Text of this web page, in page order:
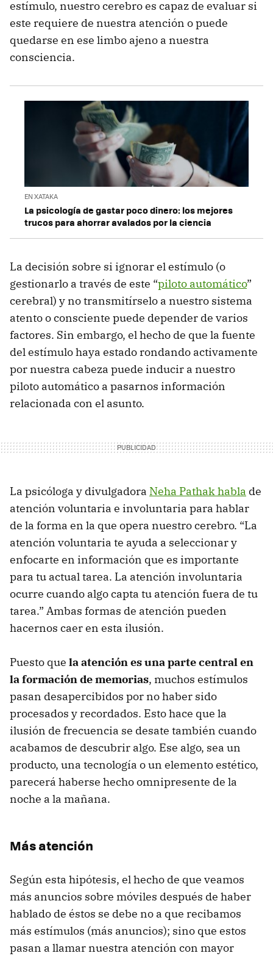
estímulo, nuestro cerebro es capaz de evaluar si
este requiere de nuestra atención o puede
quedarse en ese limbo ajeno a nuestra
consciencia.
EN XATAKA
La psicología de gastar poco dinero: los mejores
trucos para ahorrar avalados por la ciencia
La decisión sobre si ignorar el estímulo (o
gestionarlo a través de este “piloto automático”
cerebral) y no transmitírselo a nuestro sistema
atento o consciente puede depender de varios
factores. Sin embargo, el hecho de que la fuente
del estímulo haya estado rondando activamente
por nuestra cabeza puede inducir a nuestro
piloto automático a pasarnos información
relacionada con el asunto.
La psicóloga y divulgadora Neha Pathak habla de
atención voluntaria e involuntaria para hablar
de la forma en la que opera nuestro cerebro. “La
atención voluntaria te ayuda a seleccionar y
enfocarte en información que es importante
para tu actual tarea. La atención involuntaria
ocurre cuando algo capta tu atención fuera de tu
tarea.” Ambas formas de atención pueden
hacernos caer en esta ilusión.
Puesto que la atención es una parte central en
la formación de memorias, muchos estímulos
pasan desapercibidos por no haber sido
procesados y recordados. Esto hace que la
ilusión de frecuencia se desate también cuando
acabamos de descubrir algo. Ese algo, sea un
producto, una tecnología o un elemento estético,
parecerá haberse hecho omnipresente de la
noche a la mañana.
Más atención
Según esta hipótesis, el hecho de que veamos
más anuncios sobre móviles después de haber
hablado de éstos se debe no a que recibamos
más estímulos (más anuncios); sino que estos
pasan a llamar nuestra atención con mayor